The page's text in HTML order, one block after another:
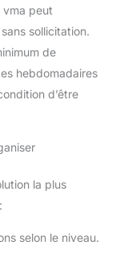
vma peut
sollicitation.
de
hebdomadaires
d’être
la plus
selon le niveau.